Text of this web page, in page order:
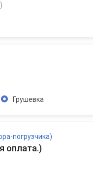
Грушевка
погрузчика)
оплата.)